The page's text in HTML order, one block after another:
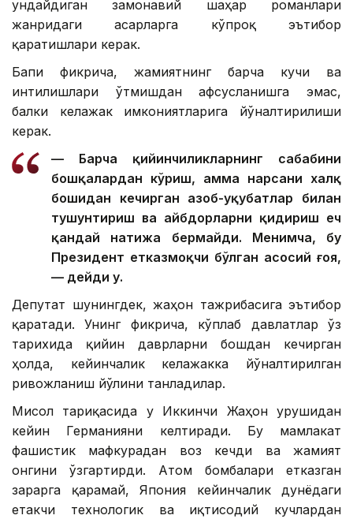
ундайдиган замонавий шаҳар романлари
жанридаги асарларга кўпроқ эътибор
қаратишлари керак.
Бапи фикрича, жамиятнинг барча кучи ва
интилишлари ўтмишдан афсусланишга эмас,
балки келажак имкониятларига йўналтирилиши
керак.
— Барча қийинчиликларнинг сабабини
бошқалардан кўриш, ҳамма нарсани халқ
бошидан кечирган азоб-уқубатлар билан
тушунтириш ва айбдорларни қидириш ҳеч
қандай натижа бермайди. Менимча, бу
Президент етказмоқчи бўлган асосий ғоя,
— дейди у.
Депутат шунингдек, жаҳон тажрибасига эътибор
қаратади. Унинг фикрича, кўплаб давлатлар ўз
тарихида қийин даврларни бошдан кечирган
ҳолда, кейинчалик келажакка йўналтирилган
ривожланиш йўлини танладилар.
Мисол тариқасида у Иккинчи Жаҳон урушидан
кейин Германияни келтиради. Бу мамлакат
фашистик мафкурадан воз кечди ва жамият
онгини ўзгартирди. Атом бомбалари етказган
зарарга қарамай, Япония кейинчалик дунёдаги
етакчи технологик ва иқтисодий кучлардан